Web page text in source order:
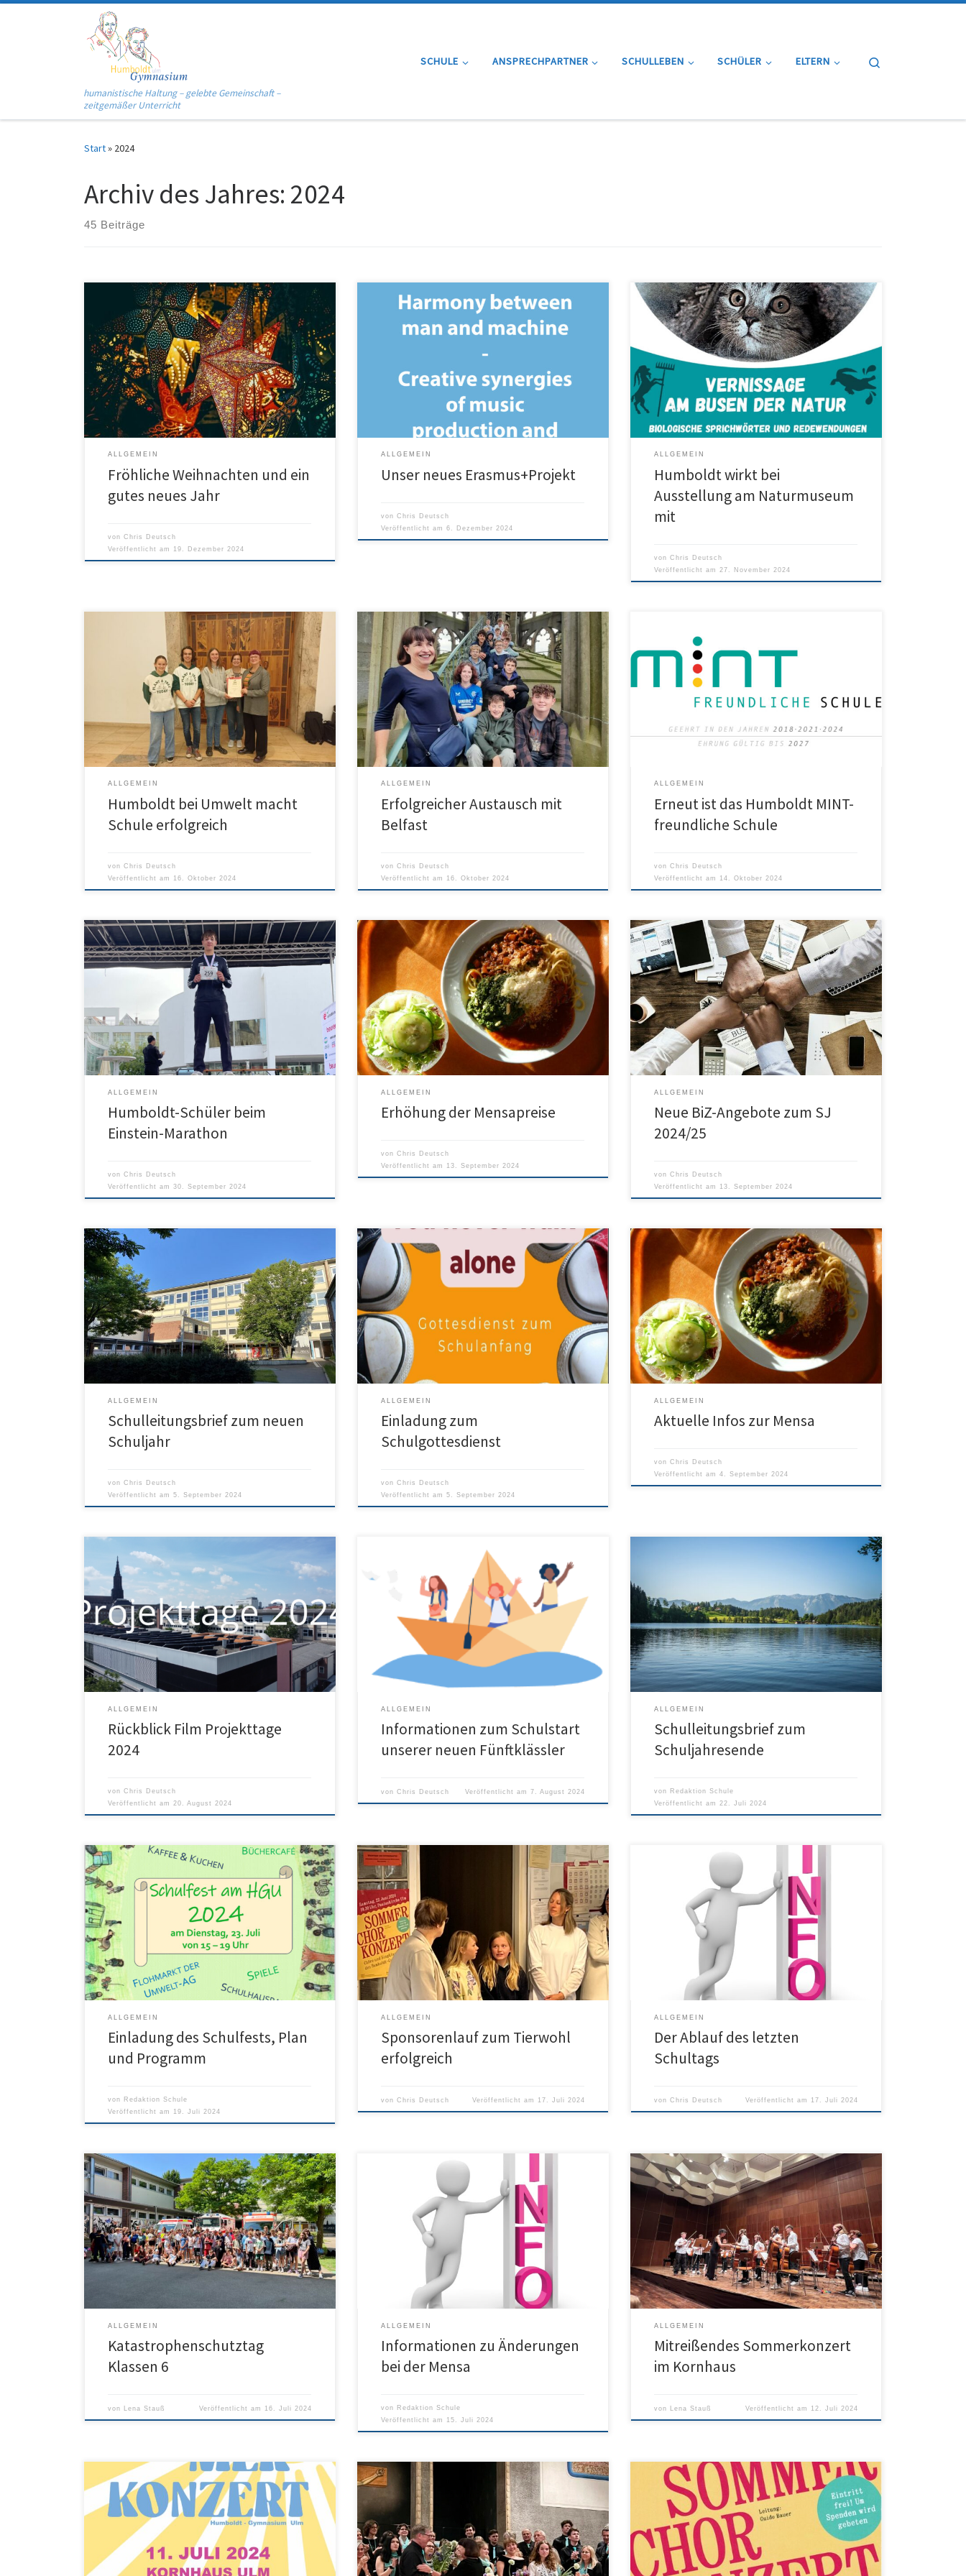
Zum Inhalt springen
humanistische Haltung – gelebte Gemeinschaft –
zeitgemäßer Unterricht
SCHULE ANSPRECHPARTNER SCHULLEBEN SCHÜLER ELTERN
Start» 2024
Archiv des Jahres: 2024
45 Beiträge
Liebe Schulgemeinschaft, liebe Freunde unserer
Schule, wir wünschen allen eine besinnliche und
schöne Weihnachtszeit und einen guten
Jahreswechsel! Hier findet man den Elternbrief von
Frau Hinsberger-Boguski:
ALLGEMEIN
Fröhliche Weihnachten und ein
gutes neues Jahr
vonChris Deutsch
Veröffentlicht am 19. Dezember 2024
Unser neues Erasmus+Projekt 01 / 2024 – 06 / 2025 mit
dem Thema „Harmonie zwischen Mensch und
Musikproduktion und Künstlicher Intelligenz“ mit
Schülerinnen und Schülern der JS 1 beschäftigt sich mit
den Chancen und Grenzen des Einsatzes von KI bei
der Songproduktion und im Unterricht allgemein. […]
ALLGEMEIN
Unser neues Erasmus+Projekt
vonChris Deutsch
Veröffentlicht am6. Dezember 2024
Am 16.11.24 wurde am Naturmuseum Ulm die neue
Ausstellung zu biologischen Sprichwörtern und
Redewendungen eröffnet. Im Rahmen unserer
Schulkooperation haben unsere beiden Kollegen
Lena Stauß und Christian Deutsch die Eröffnungsrede
zum Thema „Herkunft und Evolution von
Sprichwörtern, Redewendungen und geflügelten
Wörtern“ bei der Vernissage mit dem Titel „Am Busen
der […]
ALLGEMEIN
Humboldt wirkt bei
Ausstellung am Naturmuseum
mit
vonChris Deutsch
Veröffentlicht am 27. November 2024
Unsere Umwelt-AG hat für ihr Engagement beim
Projekt „Umwelt macht Schule“ dafür gesorgt, dass
das Humboldt bei der Prämienvergabe für die
erreichte Punktzahl von 90 Punkten eine Prämie von
830 Euro erhalten hat! Impressionen von der
Preisvergabe durch den Schirmherr des Projekts,
Oberbürgermeister Martin Ansbacher, gibt’s hier:
ALLGEMEIN
Humboldt bei Umwelt macht
Schule erfolgreich
vonChris Deutsch
Veröffentlicht am 16. Oktober 2024
In diesem Schuljahr besuchten uns Schülerinnen und
Schüler unserer Partnerschule aus Belfast. Der
Austausch war ein voller Erfolg, unsere Gäste aus
Nordirland haben unsere Schule, Ulm und die
Umgebung kennengelernt und sind nun wieder gut
zuhause angekommen. Wir freuen uns schon heute auf
weitere Austauschprogramme und unseren Besuch
beim Campbell-College! […]
ALLGEMEIN
Erfolgreicher Austausch mit
Belfast
vonChris Deutsch
Veröffentlicht am 16. Oktober 2024
Auch im Schuljahr 2024 sind wir mit der Auszeichnung
„MINT-freundliche Schule“ bedacht worden. Mehr
Informationen findet man in der offiziellen
Pressemitteilung hier: Pressemitteilung MINT
ALLGEMEIN
Erneut ist das Humboldt MINT-
freundliche Schule
vonChris Deutsch
Veröffentlicht am 14. Oktober 2024
Wir beglückwünschen Matteo Höhe zu seinem
sensationellen Erfolg beim Ulmer Einstein-Marathon.
Mit einer Zeit von 3:56 Stunden wurde er in der
Altersklasse U20 Erstplatzierter! Bei den Einstein-
Läufen starteten fast 60 Schülerinnen und Schüler. Elisa
Abt (Klasse 7) wurde Erstplatzierte und Jakob Probst
(JS1) belegte mit dem 3. Platz ebenfalls eine […]
ALLGEMEIN
Humboldt-Schüler beim
Einstein-Marathon
vonChris Deutsch
Veröffentlicht am30. September 2024
Leider müssen auch in diesem Jahr die Mensapreise
moderat steigen, da die Preise insgesamt angezogen
haben. Hier das Informationsschreiben der Stadt:
ALLGEMEIN
Erhöhung der Mensapreise
vonChris Deutsch
Veröffentlicht am 13. September 2024
Liebe Eltern, liebe Schülerinnen und Schüler, das
Ulmer Berufsinformationszentrum (BiZ) bietet im
neuen Schuljahr wieder interessante
Informationsveranstaltungen in Präsenz- und Online-
Form zu verschiedenen Ausbildungs- und
Studienberufen an. Zur Bewerbungsphase gibt es
außerdem die Angebote „Modern bewerben“ und „
Fit fürs Vorstellungsgespräch“ für Schüler/-innen und
ganze Schulklassen. In den beigefügten Anlagen […]
ALLGEMEIN
Neue BiZ-Angebote zum SJ
2024/25
vonChris Deutsch
Veröffentlicht am 13. September 2024
Liebe Schulgemeinschaft, wir freuen uns, dass das
neue Schuljahr bald losgeht! Hier findet man den Brief
von Frau Hinsberger-Boguski zum Schuljahresbeginn.
Besondere Informationen für unsere neuen
Fünftklässler findet man unter https://humboldt-
ulm.de/informationen-zum-schulstart-unserer-neuen-
fuenftklaessler/.
ALLGEMEIN
Schulleitungsbrief zum neuen
Schuljahr
vonChris Deutsch
Veröffentlicht am5. September 2024
ALLGEMEIN
Einladung zum
Schulgottesdienst
vonChris Deutsch
Veröffentlicht am5. September 2024
ALLGEMEIN
Aktuelle Infos zur Mensa
vonChris Deutsch
Veröffentlicht am4. September 2024
Das Humboldt-Filmteam hat als Projekt eine kurze
Doku über die Projekttage gedreht. Viel Spaß!
ALLGEMEIN
Rückblick Film Projekttage
2024
vonChris Deutsch
Veröffentlicht am20. August 2024
Liebe Eltern unserer neuen Fünftklässlerinnen und
Fünftklässler, hier finden Sie die Informationen über
den Ablauf der ersten Schulwoche nach den Ferien:
ALLGEMEIN
Informationen zum Schulstart
unserer neuen Fünftklässler
vonChris Deutsch Veröffentlicht am 7. August 2024
Schulgemeinschaft nach diesem sehr vollen und
schönen Schuljahr richtig schöne Sommerferien! Hier
findet man den Schulleitungsbrief zum
Schuljahresende:
ALLGEMEIN
Schulleitungsbrief zum
Schuljahresende
von Redaktion Schule
Veröffentlicht am22. Juli 2024
ALLGEMEIN
Einladung des Schulfests, Plan
und Programm
von Redaktion Schule
Veröffentlicht am 19. Juli 2024
Unsere Schülerinnen und Schüler der Klasen 5 hatten
nach der Behandlung des Themas „Massentierhaltung“
im Unterricht eine Idee: Geld sollte für den Tierschutz
gesammelt werden. Aus der Idee wurde Wirklichkeit
und ein Sponsorenlauf in der Friedrichsau wurde
geplant und dann im Frühsommer umgesetzt. Nun
haben wir eine sehr erfreuliche Nachricht […]
ALLGEMEIN
Sponsorenlauf zum Tierwohl
erfolgreich
vonChris Deutsch Veröffentlicht am 17. Juli 2024
Das Schuljahresende nähert sich in großen Schritten.
Der letzte Schultag soll wie folgt ablaufen: 1. Stunde –
unterrichtsfrei 2. und 3. Stunde – Klassenlehrerstunde
4. Stunde – Gemeinsames Schuljahresende auf dem B-
Hof 5. Stunde – Gesamtlehrerkonferenz
ALLGEMEIN
Der Ablauf des letzten
Schultags
vonChris Deutsch Veröffentlicht am 17. Juli 2024
Am Montag, 15.07.24 fand der seit diesem Schuljahr
verpflichtende Katastrophenschutztag für unsere drei
Klassen 6 statt. Vier Ehrenamtliche von der Johanniter
Unfallhilfe sowie unsere hauseigenen Schulsanis
unterstützten uns hierbei und ermöglichten es uns
einen Vormittag lang, sowohl theoretisch im
Klassenzimmer als auch praktisch draußen auf dem
Schulgelände allerlei Wissenswertes und […]
ALLGEMEIN
Katastrophenschutztag
Klassen 6
von Lena Stauß Veröffentlicht am 16. Juli 2024
Hier findet man die neuesten Informationen zum
überarbeiteten Bestellsystem:
ALLGEMEIN
Informationen zu Änderungen
bei der Mensa
von Redaktion Schule
Veröffentlicht am 15. Juli 2024
Vom 08. bis 10.07.24 befanden sich die
„Streichboldte“ unter der Leitung von Frau Stei, der
Mittelstufenchor „4voices“ unter der Leitung von Herrn
Hermanutz sowie die Big Band unter der Leitung von
Herrn Schmid auf der jährlichen Probenfreizeit in
Weikersheim. Die dort entstandenen musikalischen
Ergebnisse präsentierten die Ensembles am 11.07.24
im […]
ALLGEMEIN
Mitreißendes Sommerkonzert
im Kornhaus
von Lena Stauß Veröffentlicht am 12. Juli 2024
Auch in diesem Jahr laden wir alle Musikbegeisterten
wieder zu unserem großen Sommerkonzert ein! Musik,
Sommer und eine entspannte Atmosphäre – wir
freuen uns auf alle Besucher!
Einladung zum Sommerkonzert der Chöre des
Humboldt-Gymnasiums. In der Pauluskirche Ulm gibt
es am Samstag, den 22. Juni 2024 um 19.30 Uhr ein
höchst abwechslungsreiches Programm von
Renaissance bis Moderne und von ernster Musik bis
Unterhaltungsmusik. Mit dabei sind die Singklassen des